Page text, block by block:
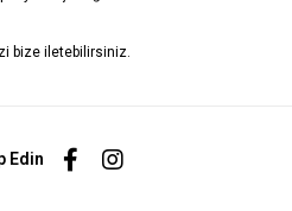
bize iletebilirsiniz.
Edin